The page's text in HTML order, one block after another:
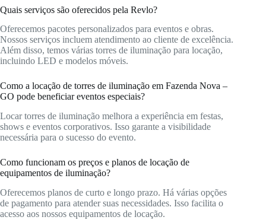
Quais serviços são oferecidos pela Revlo?
Oferecemos pacotes personalizados para eventos e obras.
Nossos serviços incluem atendimento ao cliente de excelência.
Além disso, temos várias torres de iluminação para locação,
incluindo LED e modelos móveis.
Como a locação de torres de iluminação em Fazenda Nova –
GO pode beneficiar eventos especiais?
Locar torres de iluminação melhora a experiência em festas,
shows e eventos corporativos. Isso garante a visibilidade
necessária para o sucesso do evento.
Como funcionam os preços e planos de locação de
equipamentos de iluminação?
Oferecemos planos de curto e longo prazo. Há várias opções
de pagamento para atender suas necessidades. Isso facilita o
acesso aos nossos equipamentos de locação.